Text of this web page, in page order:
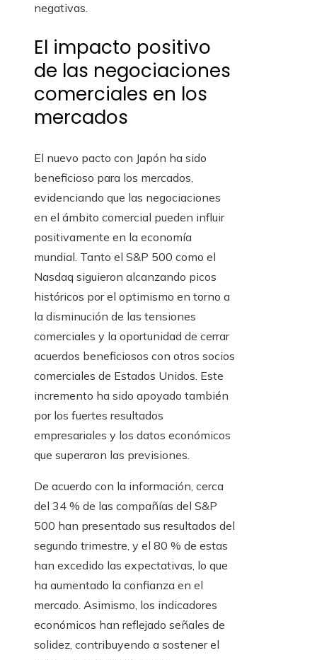
negativas.
El impacto positivo
de las negociaciones
comerciales en los
mercados
El nuevo pacto con Japón ha sido
beneficioso para los mercados,
evidenciando que las negociaciones
en el ámbito comercial pueden influir
positivamente en la economía
mundial. Tanto el S&P 500 como el
Nasdaq siguieron alcanzando picos
históricos por el optimismo en torno a
la disminución de las tensiones
comerciales y la oportunidad de cerrar
acuerdos beneficiosos con otros socios
comerciales de Estados Unidos. Este
incremento ha sido apoyado también
por los fuertes resultados
empresariales y los datos económicos
que superaron las previsiones.
De acuerdo con la información, cerca
del 34 % de las compañías del S&P
500 han presentado sus resultados del
segundo trimestre, y el 80 % de estas
han excedido las expectativas, lo que
ha aumentado la confianza en el
mercado. Asimismo, los indicadores
económicos han reflejado señales de
solidez, contribuyendo a sostener el